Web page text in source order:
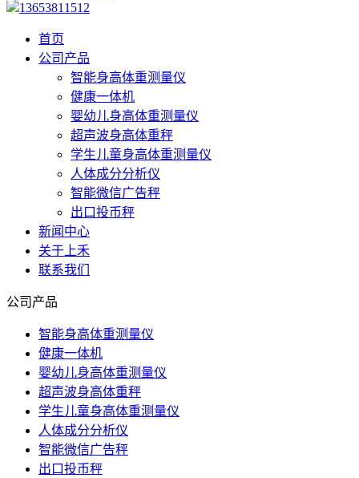
13653811512
首页
公司产品
智能身高体重测量仪
健康一体机
婴幼儿身高体重测量仪
超声波身高体重秤
学生儿童身高体重测量仪
人体成分分析仪
智能微信广告秤
出口投币秤
新闻中心
关于上禾
联系我们
公司产品
智能身高体重测量仪
健康一体机
婴幼儿身高体重测量仪
超声波身高体重秤
学生儿童身高体重测量仪
人体成分分析仪
智能微信广告秤
出口投币秤